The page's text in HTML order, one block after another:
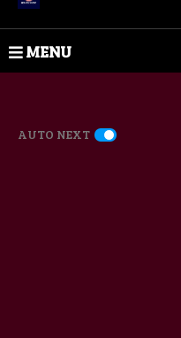
MENU
AUTO NEXT